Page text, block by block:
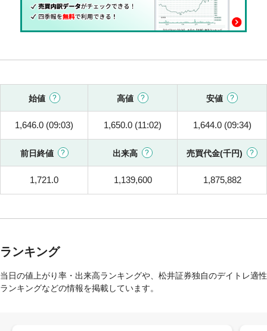
始値 高値 安値
1,646.0 (09:03) 1,650.0 (11:02) 1,644.0 (09:34)
前日終値 出来高 売買代金(千円)
1,721.0 1,139,600 1,875,882
ランキング
当日の値上がり率・出来高ランキングや、松井証券独自のデイトレ適性
ランキングなどの情報を掲載しています。